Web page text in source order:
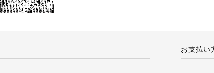
お支払い